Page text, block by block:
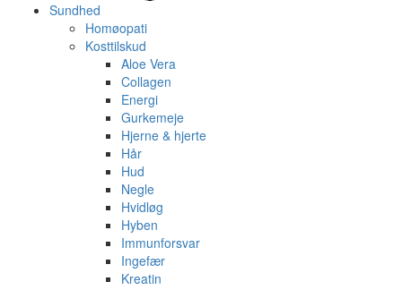
Sundhed
Homøopati
Kosttilskud
Aloe Vera
Collagen
Energi
Gurkemeje
Hjerne & hjerte
Hår
Hud
Negle
Hvidløg
Hyben
Immunforsvar
Ingefær
Kreatin